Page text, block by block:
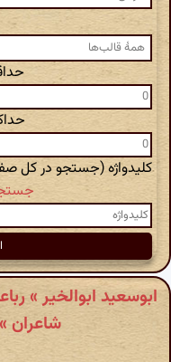
کلیدواژه (جستجو در کل
ابوسعید ابوالخیر »
شاعران »